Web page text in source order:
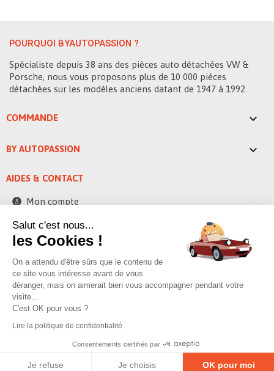
POURQUOI BYAUTOPASSION ?
Spécialiste depuis 38 ans des pièces auto détachées VW &
Porsche, nous vous proposons plus de 10 000 pièces
détachées sur les modèles anciens datant de 1947 à 1992.
COMMANDE 
BY AUTOPASSION 
AIDES & CONTACT
Mon compte
Contactez-nous
248 ZAE la bascule
contact@byautopassion.com
04 74 87 05 41
© 2026 By AutoPassion,Poivre & sell
Mentions légales Politique de confidentialité Gestion des cookies
Salut c'est nous...
les Cookies !
On a attendu d'être sûrs que le contenu de
ce site vous intéresse avant de vous
déranger, mais on aimerait bien vous accompagner pendant votre
visite...
C'est OK pour vous ?
Lire la politique de confidentialité
Consentements certifiés par
Je refuse Je choisis OK pour moi